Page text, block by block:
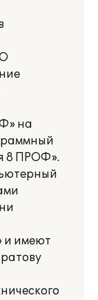
на
8 ПРОФ».
и имеют